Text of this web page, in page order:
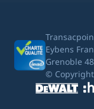
Eybens
Grenoble
© Copyright